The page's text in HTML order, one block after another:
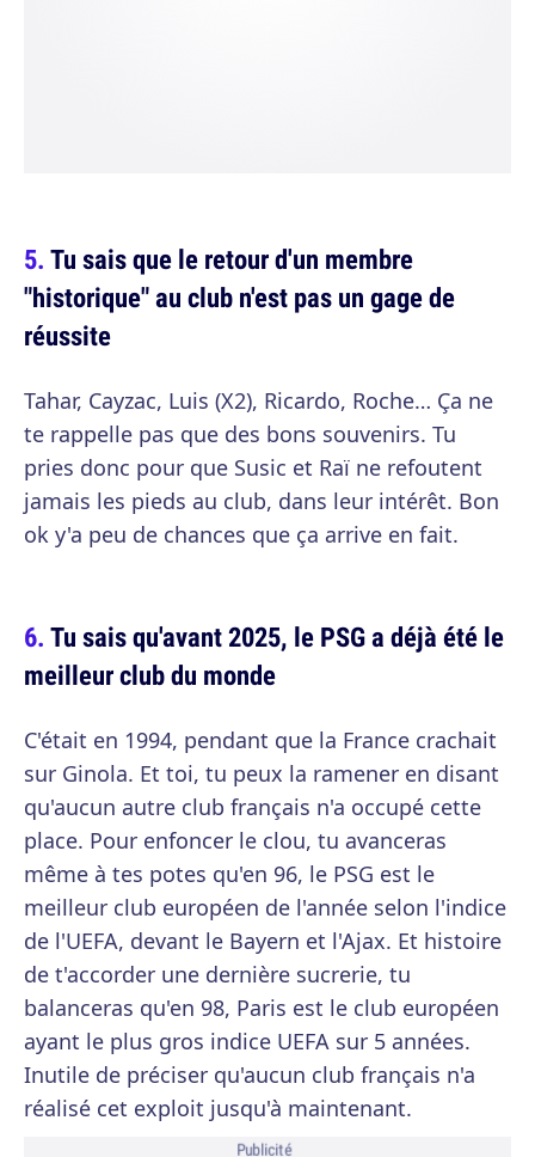
Tu sais que le retour d'un membre
"historique" au club n'est pas un gage de
réussite
Tahar, Cayzac, Luis (X2), Ricardo, Roche… Ça ne
te rappelle pas que des bons souvenirs. Tu
pries donc pour que Susic et Raï ne refoutent
jamais les pieds au club, dans leur intérêt. Bon
ok y'a peu de chances que ça arrive en fait.
Tu sais qu'avant 2025, le PSG a déjà été le
meilleur club du monde
C'était en 1994, pendant que la France crachait
sur Ginola. Et toi, tu peux la ramener en disant
qu'aucun autre club français n'a occupé cette
place. Pour enfoncer le clou, tu avanceras
même à tes potes qu'en 96, le PSG est le
meilleur club européen de l'année selon l'indice
de l'UEFA, devant le Bayern et l'Ajax. Et histoire
de t'accorder une dernière sucrerie, tu
balanceras qu'en 98, Paris est le club européen
ayant le plus gros indice UEFA sur 5 années.
Inutile de préciser qu'aucun club français n'a
réalisé cet exploit jusqu'à maintenant.
Publicité